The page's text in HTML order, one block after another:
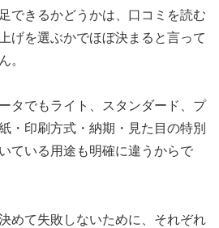
できるかどうかは、口コミを読む
げを選ぶかでほぼ決まると言って
。
タでもライト、スタンダード、プ
・印刷方式・納期・見た目の特別
ている用途も明確に違うからで
めて失敗しないために、それぞれ